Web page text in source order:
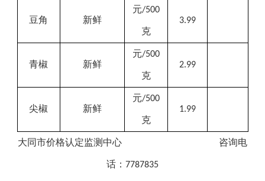
豆角 新鲜
元/500
克
3.99
青椒 新鲜
元/500
克
2.99
尖椒 新鲜
元/500
克
1.99
大同市价格认定监测中心 咨询电
话： 7787835